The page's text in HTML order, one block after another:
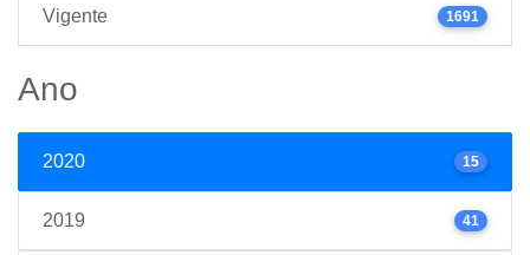
Vigente 1691
Ano
2020 15
2019 41